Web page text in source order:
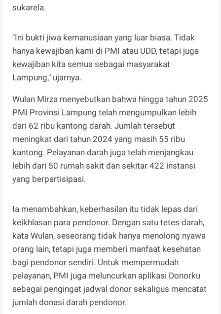
sukarela.
"Ini bukti jiwa kemanusiaan yang luar biasa. Tidak
hanya kewajiban kami di PMI atau UDD, tetapi juga
kewajiban kita semua sebagai masyarakat
Lampung," ujarnya.
Wulan Mirza menyebutkan bahwa hingga tahun 2025
PMI Provinsi Lampung telah mengumpulkan lebih
dari 62 ribu kantong darah. Jumlah tersebut
meningkat dari tahun 2024 yang masih 55 ribu
kantong. Pelayanan darah juga telah menjangkau
lebih dari 50 rumah sakit dan sekitar 422 instansi
yang berpartisipasi.
Ia menambahkan, keberhasilan itu tidak lepas dari
keikhlasan para pendonor. Dengan satu tetes darah,
kata Wulan, seseorang tidak hanya menolong nyawa
orang lain, tetapi juga memberi manfaat kesehatan
bagi pendonor sendiri. Untuk mempermudah
pelayanan, PMI juga meluncurkan aplikasi Donorku
sebagai pengingat jadwal donor sekaligus mencatat
jumlah donasi darah pendonor.